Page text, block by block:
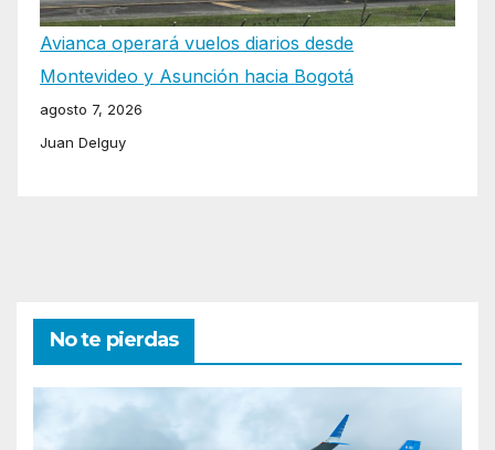
Avianca operará vuelos diarios desde
Montevideo y Asunción hacia Bogotá
agosto 7, 2026
Juan Delguy
No te pierdas